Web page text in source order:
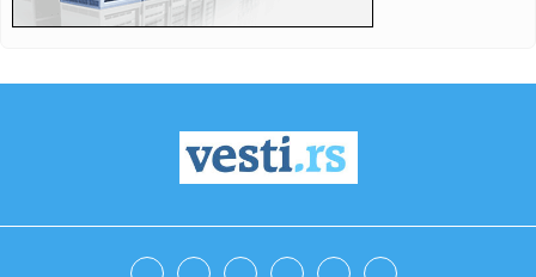
Bolest "deset ljekara": Miješaju je s drugima zbog sličnih
22:59:Muzičar otkrio pravilo u braku: "Ja mogu da imam više